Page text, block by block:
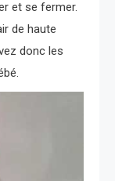
et se fermer.
de haute
donc les